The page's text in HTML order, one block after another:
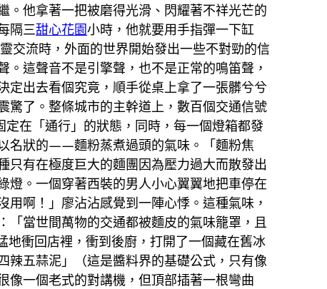
。他拿著一把被磨得光滑、閃耀著不祥光芒的
隔三甜心花園小時，他就要用手指彈一下缸
交流時，外面的世界開始發出一些不對勁的信
這聲音不是引擎聲，也不是正常的鳴笛聲，
定出去看個究竟，順手從桌上拿了一張髒兮兮
驚了。整條城市的主幹道上，數百個交通信號
定在「通行」的狀態，同時，每一個燈箱都發
名狀的——麵粉蒸煮過頭的氣味。「麵粉焦
只有在極度巨大的麵團因為壓力過大而散發出
燈。一個穿著西裝的男人小心翼翼地把車停在
啊！」廖沾沾感覺到一陣心悸。這種氣味，
當世間萬物的交通都被麵皮的氣味籠罩，且
衝回店裡，衝到後廚，打開了一個藏在舊冰
辣五蒜泥」（這是醬料界的基礎公式，只有像
像一個老式的對講機，但頂部插著一根彎曲